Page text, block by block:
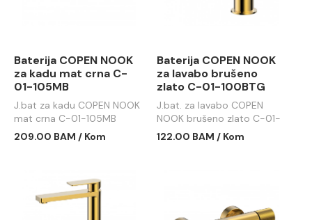
Baterija COPEN NOOK
za kadu mat crna C-
01-105MB
J.bat za kadu COPEN NOOK
mat crna C-01-105MB
209.00 BAM / Kom
Baterija COPEN NOOK
za lavabo brušeno
zlato C-01-100BTG
J.bat. za lavabo COPEN
NOOK brušeno zlato C-01-
100BTG
122.00 BAM / Kom